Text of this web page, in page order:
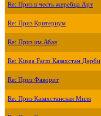
Re: Приз в честь жеребца Арт
Re: Приз Критериум
Re: Приз им.Абая
Re: Kinga Farm Казахстан Дерби
Re: Приз Фаворит
Re: Приз Казахстанская Миля